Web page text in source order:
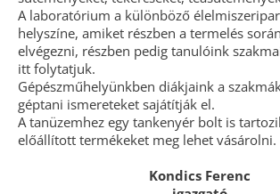
A laboratórium a különböző
helyszíne, amiket részben a termelés
elvégezni, részben pedig tanulóink
itt folytatjuk.
Gépészműhelyünkben diákjaink a
géptani ismereteket sajátítják el.
A tanüzemhez egy tankenyér bolt is
előállított termékeket meg lehet vásárolni.
Kondics Ferenc